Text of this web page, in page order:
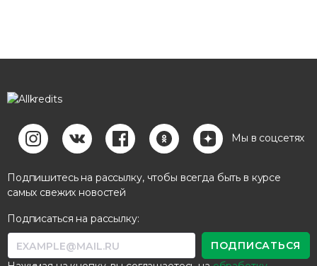
Мы в соцсетях
Подпишитесь на рассылку, чтобы всегда быть в курсе
самых свежих новостей
Подписаться на рассылку: